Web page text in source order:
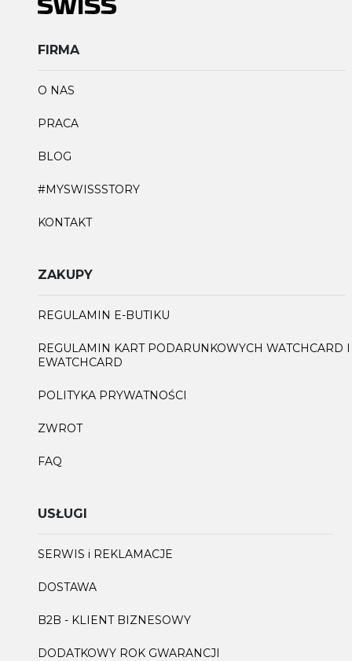
FIRMA
O NAS
PRACA
BLOG
#MYSWISSSTORY
KONTAKT
ZAKUPY
REGULAMIN E-BUTIKU
REGULAMIN KART PODARUNKOWYCH WATCHCARD I
EWATCHCARD
POLITYKA PRYWATNOŚCI
ZWROT
FAQ
USŁUGI
SERWIS i REKLAMACJE
DOSTAWA
B2B - KLIENT BIZNESOWY
DODATKOWY ROK GWARANCJI